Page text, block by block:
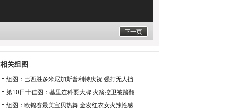
下一页
相关组图
组图：巴西胜多米尼加斯普利特庆祝 强打无人挡
第10日十佳图：基里连科耍大牌 火箭控卫被踹翻
组图：欧锦赛最美宝贝热舞 金发红衣女火辣性感